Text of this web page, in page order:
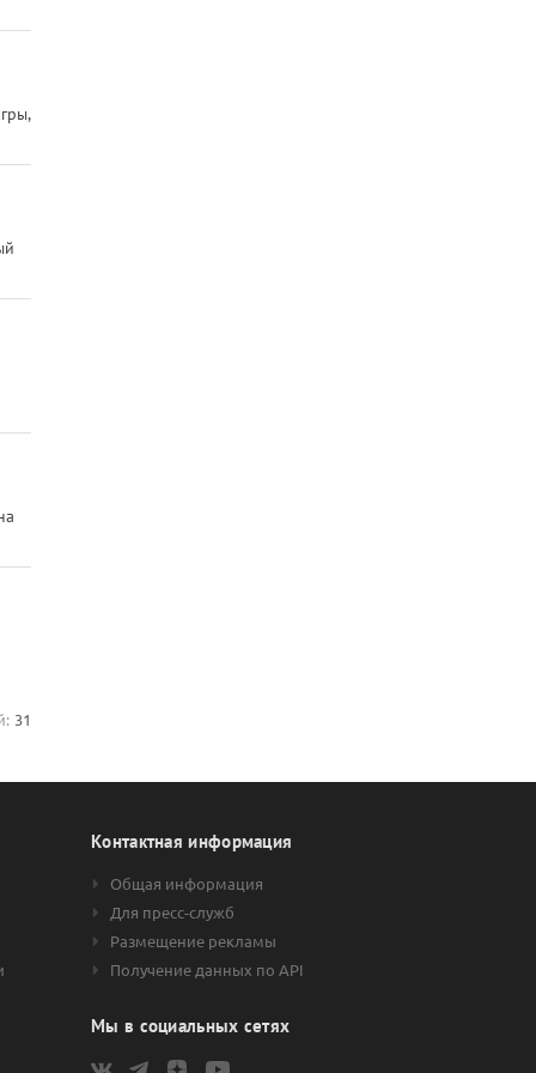
31
Контактная информация
Общая информация
Для пресс-служб
Размещение рекламы
Получение данных по API
Мы в социальных сетях